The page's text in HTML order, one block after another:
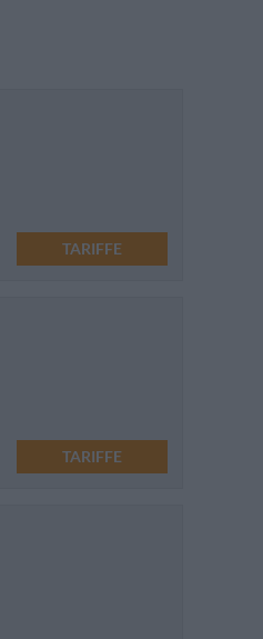
TARIFFE
TARIFFE